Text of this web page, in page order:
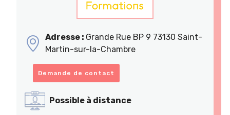
Adresse : Grande Rue BP 9 73130 Saint-
Martin-sur-la-Chambre
Demande de contact
Possible à distance